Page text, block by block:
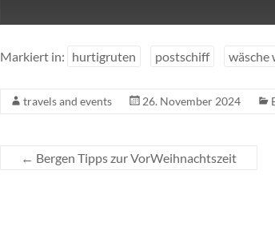
Markiert in: hurtigruten postschiff wäsche
travels and events 26. November 2024
← Bergen Tipps zur VorWeihnachtszeit